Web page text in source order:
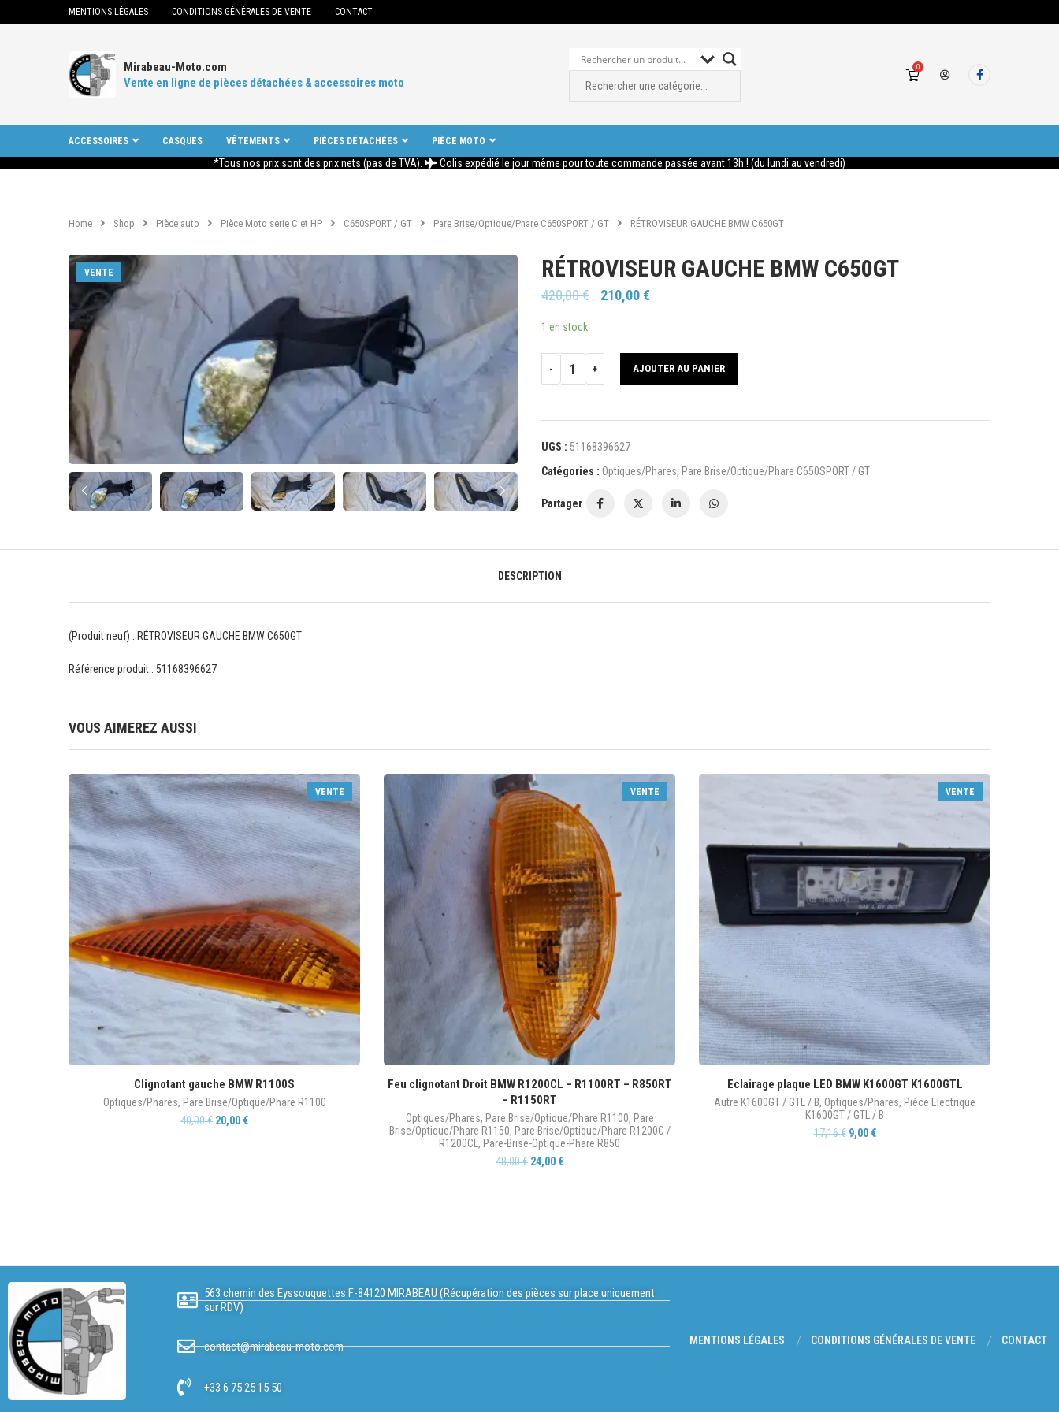
MENTIONS LÉGALES CONDITIONS GÉNÉRALES DE VENTE CONTACT
Mirabeau-Moto.com
Vente en ligne de pièces détachées & accessoires moto
0
ACCESSOIRES CASQUES VÊTEMENTS PIÈCES DÉTACHÉES PIÈCE MOTO
*Tous nos prix sont des prix nets (pas de TVA). Colis expédié le jour même pour toute commande passée avant 13h ! (du lundi au vendredi)
Home Shop Pièce auto Pièce Moto serie C et HP C650SPORT / GT Pare Brise/Optique/Phare C650SPORT / GT RÉTROVISEUR GAUCHE BMW C650GT
VENTE RÉTROVISEUR GAUCHE BMW C650GT
420,00€ 210,00€
1 en stock
AJOUTER AU PANIER
UGS : 51168396627
Catégories : Optiques/Phares, Pare Brise/Optique/Phare C650SPORT / GT
Partager
DESCRIPTION
(Produit neuf) : RÉTROVISEUR GAUCHE BMW C650GT
Référence produit : 51168396627
VOUS AIMEREZ AUSSI
VENTE
Clignotant gauche BMW R1100S
Optiques/Phares, Pare Brise/Optique/Phare R1100
40,00€ 20,00 €
VENTE
Feu clignotant Droit BMW R1200CL – R1100RT – R850RT
– R1150RT
Optiques/Phares, Pare Brise/Optique/Phare R1100, Pare
Brise/Optique/Phare R1150, Pare Brise/Optique/Phare R1200C /
R1200CL , Pare-Brise-Optique-Phare R850
48,00€ 24,00 €
VENTE
Eclairage plaque LED BMW K1600GT K1600GTL
Autre K1600GT / GTL / B, Optiques/Phares, Pièce Electrique
K1600GT / GTL / B
17,16€ 9,00 €
563 chemin des Eyssouquettes F-84120 MIRABEAU (Récupération des pièces sur place uniquement
sur RDV)
contact@mirabeau-moto.com
+33 6 75 25 15 50
MENTIONS LÉGALES CONDITIONS GÉNÉRALES DE VENTE CONTACT